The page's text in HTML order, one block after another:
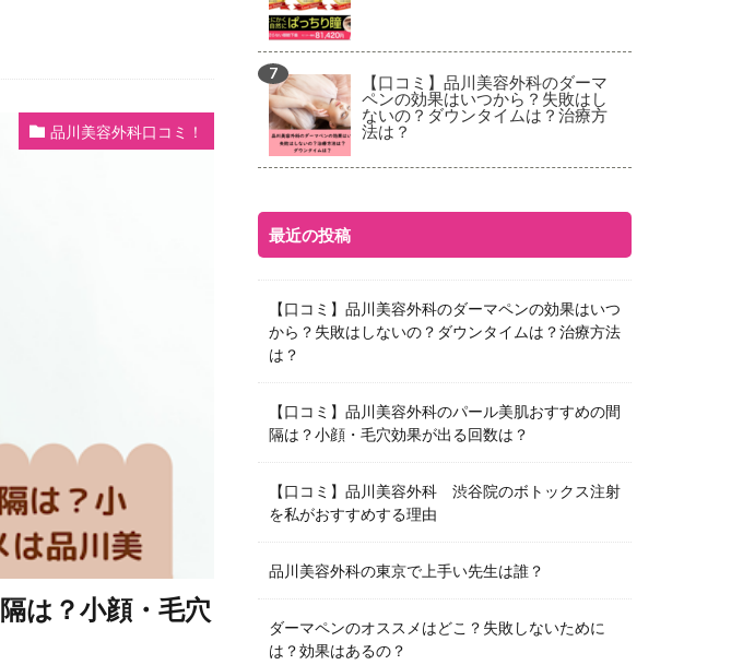
品川美容外科口コミ！
は？小顔・毛穴
【口コミ】品川美容外科のダーマ
ペンの効果はいつから？失敗はし
ないの？ダウンタイムは？治療方
法は？
最近の投稿
【口コミ】品川美容外科のダーマペンの効果はいつ
から？失敗はしないの？ダウンタイムは？治療方法
は？
【口コミ】品川美容外科のパール美肌おすすめの間
隔は？小顔・毛穴効果が出る回数は？
【口コミ】品川美容外科 渋谷院のボトックス注射
を私がおすすめする理由
品川美容外科の東京で上手い先生は誰？
ダーマペンのオススメはどこ？失敗しないために
は？効果はあるの？